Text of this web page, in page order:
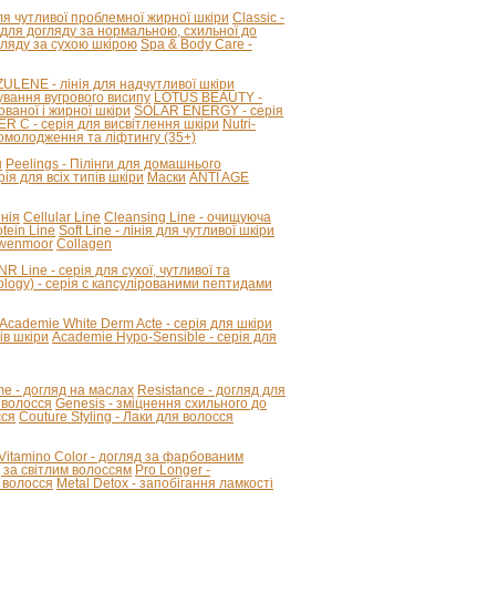
чутливої ​​проблемної жирної шкіри Classic -
догляду за нормальною, схильної до
за сухою шкірою Spa & Body Care -
- лінія для надчутливої ​​шкіри
вугрового висипу LOTUS BEAUTY -
і жирної шкіри SOLAR ENERGY - серія
C - серія для висвітлення шкіри Nutri-
та ліфтингу (35+)
Peelings - Пілінги для домашнього
для всіх типів шкіри Маски ANTI AGE
Cellular Line Cleansing Line - очищуюча
Line Soft Line - лінія для чутливої шкіри
Collagen
NR Line - серія для сухої, чутливої та
- серія с капсулірованими пептидами
Academie White Derm Acte - серія для шкіри
шкіри Academie Hypo-Sensible - серія для
- догляд на маслах Resistance - догляд для
Genesis - зміцнення схильного до
Couture Styling - Лаки для волосся
Color - догляд за фарбованим
світлим волоссям Pro Longer -
Metal Detox - запобігання ламкості